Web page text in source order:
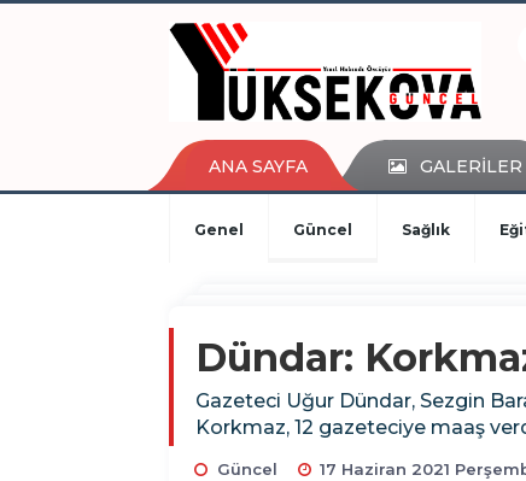
kaçak bahis
deneme bonusu veren siteler
ANA SAYFA GALERİLER
Genel Güncel Sağlık
Dündar:
Gazeteci Uğur Dündar, Sezgin
Korkmaz, 12 gazeteciye maaş
Güncel 17 Haziran 2021